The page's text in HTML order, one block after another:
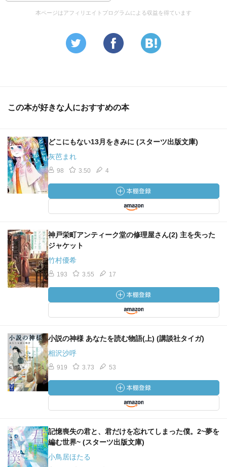
本ページはアフィリエイトプログラムによる収益を得ています
この本が好きな人におすすめの本
どこにもない13月をきみに (スターツ出版文庫)
灰芭まれ
98 3.50 4
神戸栄町アンティーク堂の修理屋さん(2) 主を失った
ジャケット
竹村優希
193 3.55 17
小説の神様 あなたを読む物語(上) (講談社タイガ)
相沢沙呼
919 3.73 53
記憶喪失の君と、君だけを忘れてしまった僕。2~夢を
編む世界~ (スターツ出版文庫)
小鳥居ほたる